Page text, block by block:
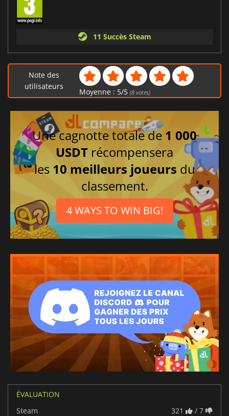
11 Succès Steam
Note des
utilisateurs
Moyenne : 5/5 (8votes)
Une cagnotte totale de 1 000
USDT récompensera
les 10 meilleurs joueurs du
classement.
4 WAYS TO WIN BIG!
ÉVALUATION
Steam
321 / 7